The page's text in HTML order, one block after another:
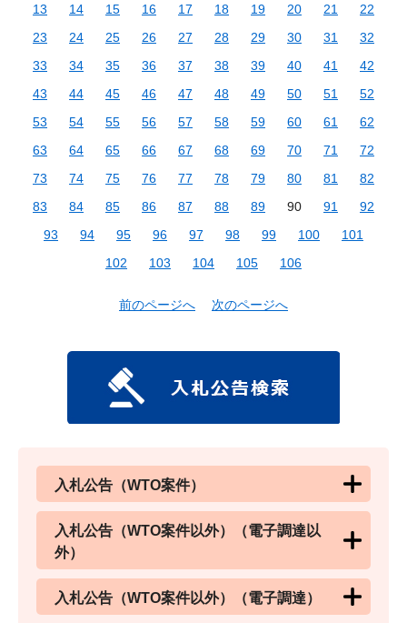
13
14 15 16 17 18 19 20 21
22
23
24 25 26 27 28 29 30 31
32
33
34 35 36 37 38 39 40 41
42
43
44 45 46 47 48 49 50 51
52
53
54 55 56 57 58 59 60 61
62
63
64 65 66 67 68 69 70 71
72
73
74 75 76 77 78 79 80 81
82
83
84 85 86 87 88 89 90 91
92
93
94 95 96 97 98 99 100
101
102
103 104 105 106
前のページへ 次のページへ
入札公告（WTO案件）
入札公告（WTO案件以外）（電子調達以
外）
入札公告（WTO案件以外）（電子調達）